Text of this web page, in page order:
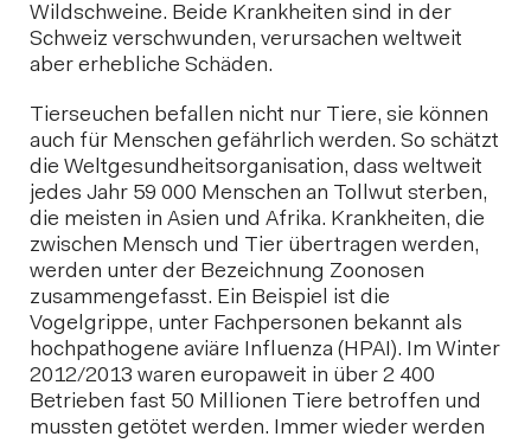
Wildschweine. Beide Krankheiten sind in der
Schweiz verschwunden, verursachen weltweit
aber erhebliche Schäden.
Tierseuchen befallen nicht nur Tiere, sie können
auch für Menschen gefährlich werden. So schätzt
die Weltgesundheitsorganisation, dass weltweit
jedes Jahr 59 000 Menschen an Tollwut sterben,
die meisten in Asien und Afrika. Krankheiten, die
zwischen Mensch und Tier übertragen werden,
werden unter der Bezeichnung Zoonosen
zusammengefasst. Ein Beispiel ist die
Vogelgrippe, unter Fachpersonen bekannt als
hochpathogene aviäre Influenza (HPAI). Im Winter
2012/2013 waren europaweit in über 2 400
Betrieben fast 50 Millionen Tiere betroffen und
mussten getötet werden. Immer wieder werden